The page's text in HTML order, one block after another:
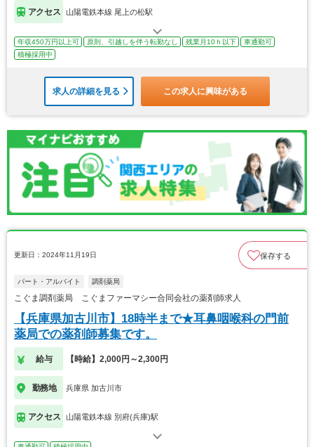
アクセス 山陽電鉄本線 尾上の松駅
年収450万円以上可 原則、引越しを伴う転勤なし 残業月10ｈ以下
車通勤可
積極採用中
求人の詳細を見る この求人に興味がある
更新日：2024年11月19日 保存する
パート・アルバイト 調剤薬局
こぐま調剤薬局 こぐまファーマシー合同会社の薬剤師求人
【兵庫県加古川市】18時半まで★耳鼻咽喉科の門前
薬局での薬剤師募集です。
給与 【時給】2,000円～2,300円
勤務地 兵庫県 加古川市
アクセス 山陽電鉄本線 別府(兵庫)駅